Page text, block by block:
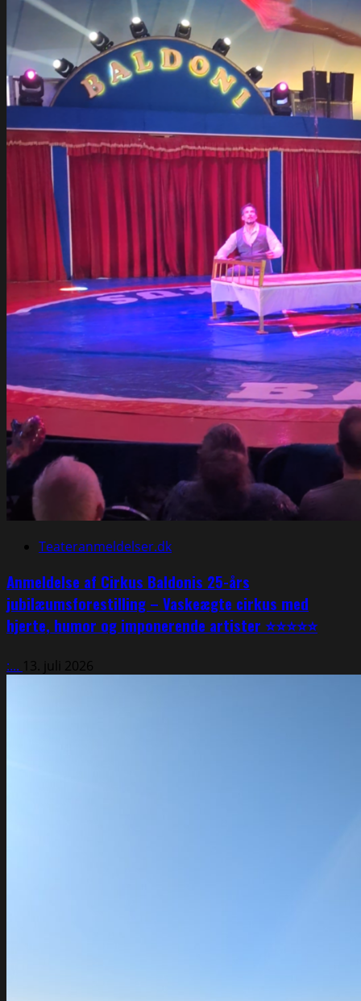
Teateranmeldelser.dk
Anmeldelse af Cirkus Baldonis 25-års
jubilæumsforestilling – Vaskeægte cirkus med
hjerte, humor og imponerende artister ⭐⭐⭐⭐⭐
:... 13. juli 2026